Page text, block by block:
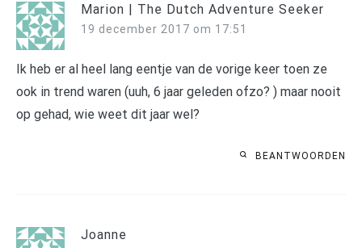
Marion | The Dutch Adventure Seeker
19 december 2017 om 17:51
Ik heb er al heel lang eentje van de vorige keer toen ze
ook in trend waren (uuh, 6 jaar geleden ofzo? ) maar nooit
op gehad, wie weet dit jaar wel?
BEANTWOORDEN
Joanne